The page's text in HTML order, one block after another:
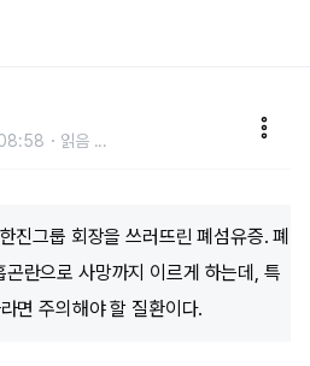
읽음 ...
진그룹 회장을 쓰러뜨린 폐섬유증. 폐
란으로 사망까지 이르게 하는데, 특
면 주의해야 할 질환이다.